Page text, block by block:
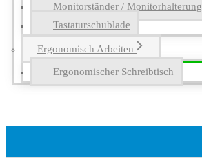
Monitorständer / Monitorhalterung
Tastaturschublade
Ergonomisch Arbeiten
Ergonomischer Schreibtisch